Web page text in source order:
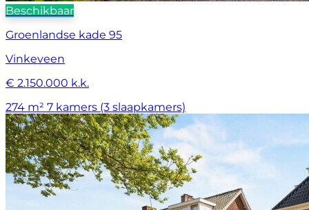
Beschikbaar
Groenlandse kade 95
Vinkeveen
€ 2.150.000 k.k.
274 m² 7 kamers (3 slaapkamers)